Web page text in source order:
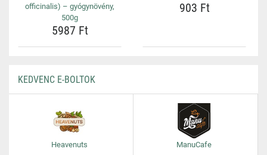
officinalis) – gyógynövény,
500g
5987 Ft
903 Ft
KEDVENC E-BOLTOK
Heavenuts ManuCafe